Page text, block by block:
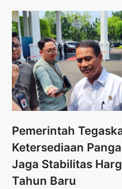
Pemerintah
Ketersediaan
Jaga Stabilitas
Tahun Baru